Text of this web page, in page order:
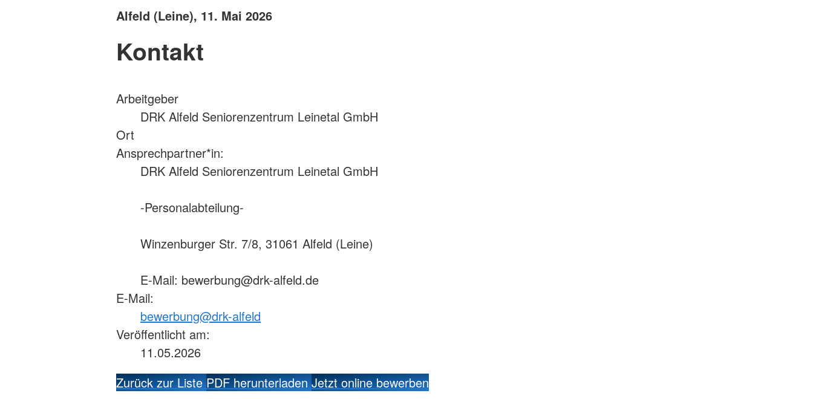
Alfeld (Leine), 11. Mai 2026
Kontakt
Arbeitgeber
DRK Alfeld Seniorenzentrum Leinetal GmbH
Ort
Ansprechpartner*in:
DRK Alfeld Seniorenzentrum Leinetal GmbH
-Personalabteilung-
Winzenburger Str. 7/8, 31061 Alfeld (Leine)
E-Mail: bewerbung@drk-alfeld.de
E-Mail:
bewerbung@drk-alfeld
Veröffentlicht am:
11.05.2026
Zurück zur ListePDF herunterladenJetzt online bewerben